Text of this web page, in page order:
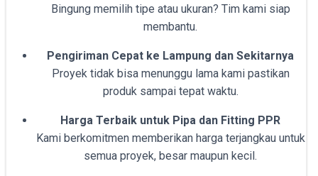
Bingung memilih tipe atau ukuran? Tim kami siap
membantu.
Pengiriman Cepat ke Lampung dan Sekitarnya
Proyek tidak bisa menunggu lama kami pastikan
produk sampai tepat waktu.
Harga Terbaik untuk Pipa dan Fitting PPR
Kami berkomitmen memberikan harga terjangkau untuk
semua proyek, besar maupun kecil.